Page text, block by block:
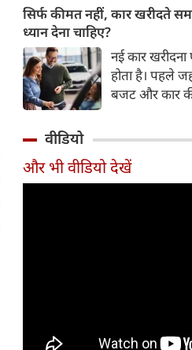
200 अरब रुपए
सिर्फ कीमत नहीं, कार खरीदते
ध्यान देना चाहिए?
नई कार
होता है। पहले
बजट और कार
खरीदते समय किन
देना चाहिए।
वीडियो
और भी वीडियो देखें